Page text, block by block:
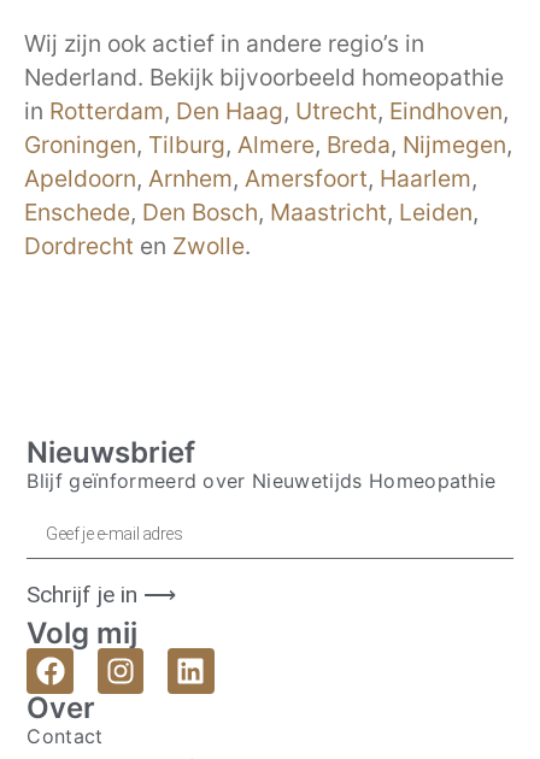
Wij zijn ook actief in andere regio’s in
Nederland. Bekijk bijvoorbeeld homeopathie
in Rotterdam, Den Haag, Utrecht, Eindhoven,
Groningen, Tilburg, Almere, Breda, Nijmegen,
Apeldoorn, Arnhem, Amersfoort, Haarlem,
Enschede, Den Bosch, Maastricht, Leiden,
Dordrecht en Zwolle.
Nieuwsbrief
Blijf geïnformeerd over Nieuwetijds Homeopathie
Schrijf je in ⟶
Volg mij
Over
Contact